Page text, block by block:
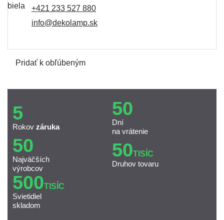
+421 233 527 880
info@dekolamp.sk
Pridať k obľúbeným
5
Rokov záruka
50
Dní
na vrátenie
50
Najväčších
výrobcov
50TISÍC
Druhov tovaru
500TISÍC
Svietidiel
skladom